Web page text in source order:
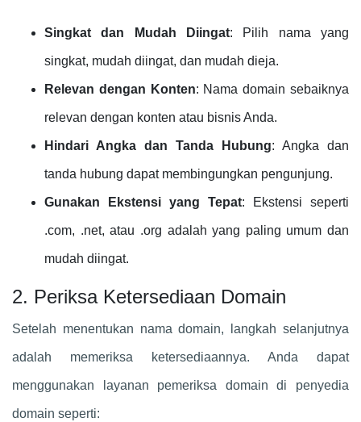
Singkat dan Mudah Diingat: Pilih nama yang
singkat, mudah diingat, dan mudah dieja.
Relevan dengan Konten: Nama domain sebaiknya
relevan dengan konten atau bisnis Anda.
Hindari Angka dan Tanda Hubung: Angka dan
tanda hubung dapat membingungkan pengunjung.
Gunakan Ekstensi yang Tepat: Ekstensi seperti
.com, .net, atau .org adalah yang paling umum dan
mudah diingat.
2. Periksa Ketersediaan Domain
Setelah menentukan nama domain, langkah selanjutnya
adalah memeriksa ketersediaannya. Anda dapat
menggunakan layanan pemeriksa domain di penyedia
domain seperti: